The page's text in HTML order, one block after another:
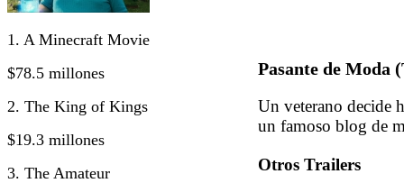
1. A Minecraft Movie
$78.5 millones
2. The King of Kings
$19.3 millones
3. The Amateur
Pasante de Moda
Un veterano decide
un famoso blog de
Otros Trailers